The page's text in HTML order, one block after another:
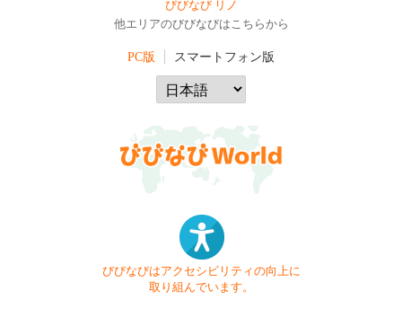
びびなび リノ
他エリアのびびなびはこちらから
PC版 スマートフォン版
びびなびはアクセシビリティの向上に
取り組んでいます。